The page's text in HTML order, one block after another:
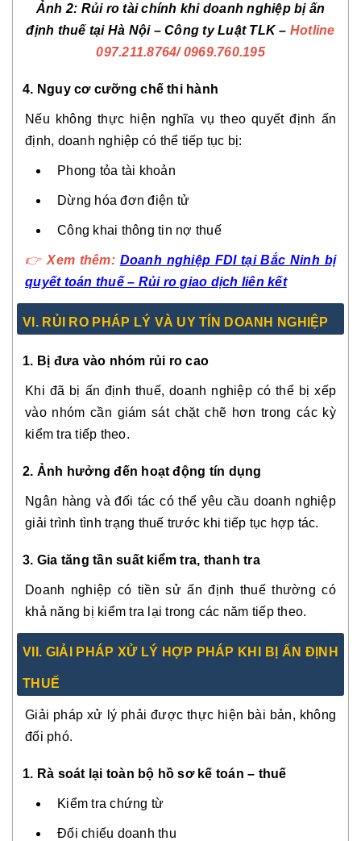
Ảnh 2: Rủi ro tài chính khi doanh nghiệp bị ấn
định thuế tại Hà Nội – Công ty Luật TLK – Hotline
097.211.8764/ 0969.760.195
4. Nguy cơ cưỡng chế thi hành
Nếu không thực hiện nghĩa vụ theo quyết định ấn
định, doanh nghiệp có thể tiếp tục bị:
Phong tỏa tài khoản
Dừng hóa đơn điện tử
Công khai thông tin nợ thuế
👉Xem thêm: Doanh nghiệp FDI tại Bắc Ninh bị
quyết toán thuế – Rủi ro giao dịch liên kết
VI. RỦI RO PHÁP LÝ VÀ UY TÍN DOANH NGHIỆP
1. Bị đưa vào nhóm rủi ro cao
Khi đã bị ấn định thuế, doanh nghiệp có thể bị xếp
vào nhóm cần giám sát chặt chẽ hơn trong các kỳ
kiểm tra tiếp theo.
2. Ảnh hưởng đến hoạt động tín dụng
Ngân hàng và đối tác có thể yêu cầu doanh nghiệp
giải trình tình trạng thuế trước khi tiếp tục hợp tác.
3. Gia tăng tần suất kiểm tra, thanh tra
Doanh nghiệp có tiền sử ấn định thuế thường có
khả năng bị kiểm tra lại trong các năm tiếp theo.
VII. GIẢI PHÁP XỬ LÝ HỢP PHÁP KHI BỊ ẤN ĐỊNH
THUẾ
Giải pháp xử lý phải được thực hiện bài bản, không
đối phó.
1. Rà soát lại toàn bộ hồ sơ kế toán – thuế
Kiểm tra chứng từ
Đối chiếu doanh thu